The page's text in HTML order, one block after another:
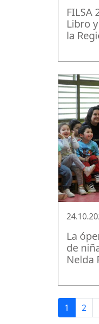
FILSA
Libro
la
La
de
Nelda
1 2